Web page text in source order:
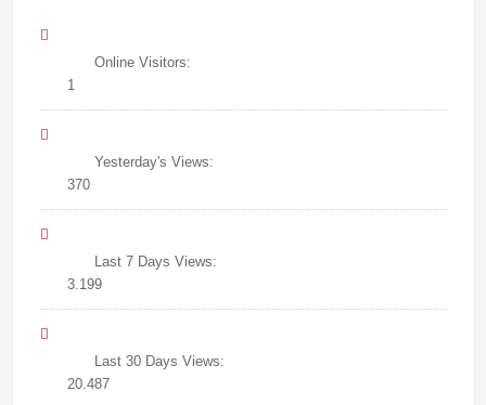
Online Visitors:
1
Yesterday's Views:
370
Last 7 Days Views:
3.199
Last 30 Days Views:
20.487